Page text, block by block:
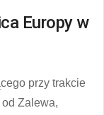
Europy w
przy trakcie
Zalewa,